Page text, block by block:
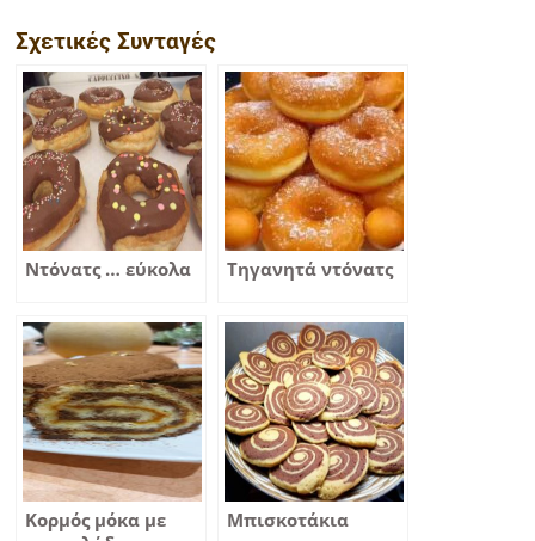
Σχετικές Συνταγές
Ντόνατς … εύκολα Τηγανητά ντόνατς
Κορμός μόκα με
Μπισκοτάκια